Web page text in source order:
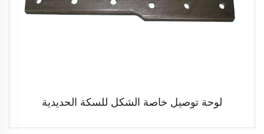
لوحة توصيل خاصة الشكل للسكة الحديدية